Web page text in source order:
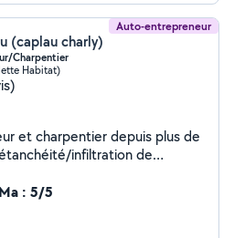
Auto-entrepreneur
(caplau charly)
Charpentier
Habitat)
et charpentier depuis plus de
infiltration de
Professionnel
: 5/5